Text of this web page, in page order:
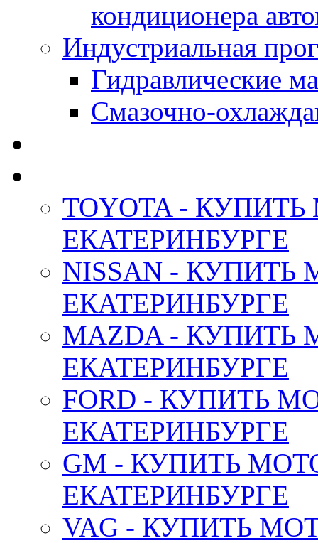
кондиционера
Индустриальная
Гидравлические
Смазочно-
TOYOTA -
ЕКАТЕРИНБУРГЕ
NISSAN -
ЕКАТЕРИНБУРГЕ
MAZDA -
ЕКАТЕРИНБУРГЕ
FORD - КУПИТЬ
ЕКАТЕРИНБУРГЕ
GM - КУПИТЬ
ЕКАТЕРИНБУРГЕ
VAG - КУПИТЬ